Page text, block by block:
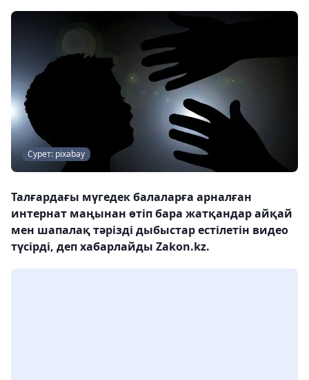
Сурет: pixabay
Талғардағы мүгедек балаларға арналған
интернат маңынан өтіп бара жатқандар айқай
мен шапалақ тәрізді дыбыстар естілетін видео
түсірді, деп хабарлайды Zakon.kz.